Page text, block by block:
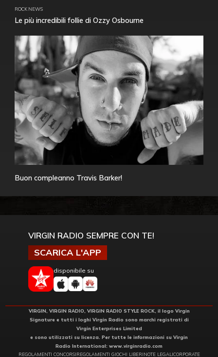
ROCK NEWS
Le più incredibili follie di Ozzy Osbourne
Buon compleanno Travis Barker!
VIRGIN RADIO SEMPRE CON TE!
SCARICA L'APP
disponibile su
VIRGIN, VIRGIN RADIO, VIRGIN RADIO STYLE ROCK, il logo Virgin
Signature e tutti i loghi Virgin Radio sono marchi registrati di
Virgin Enterprises Limited
e sono utilizzati su licenza. Per tutte le informazioni su Virgin
Radio International: www.virginradio.com
REGOLAMENTI CONCORSIREGOLAMENTI GIOCHI LIBERINOTE LEGALICORPORATE